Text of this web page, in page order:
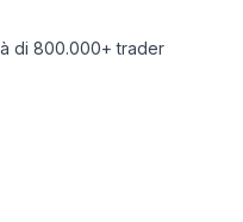
sempre al sicuro nel
di 800.000+ trader